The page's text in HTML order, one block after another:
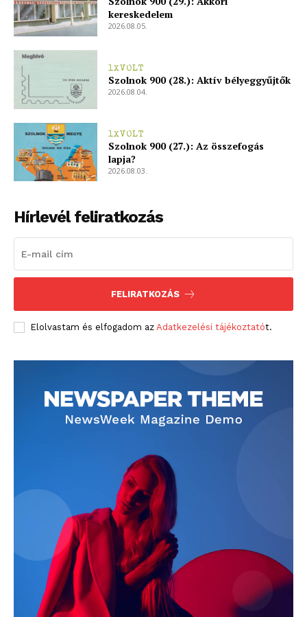
kereskedelem
2026.08.05.
1XVOLT
Szolnok 900 (28.): Aktív bélyeggyűjtők
2026.08.04.
1XVOLT
Szolnok 900 (27.): Az összefogás
lapja?
2026.08.03.
Hírlevél feliratkozás
FELIRATKOZÁS
Elolvastam és elfogadom az Adatkezelési tájékoztatót.